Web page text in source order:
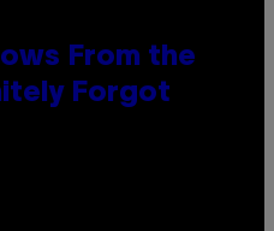
From the
Forgot